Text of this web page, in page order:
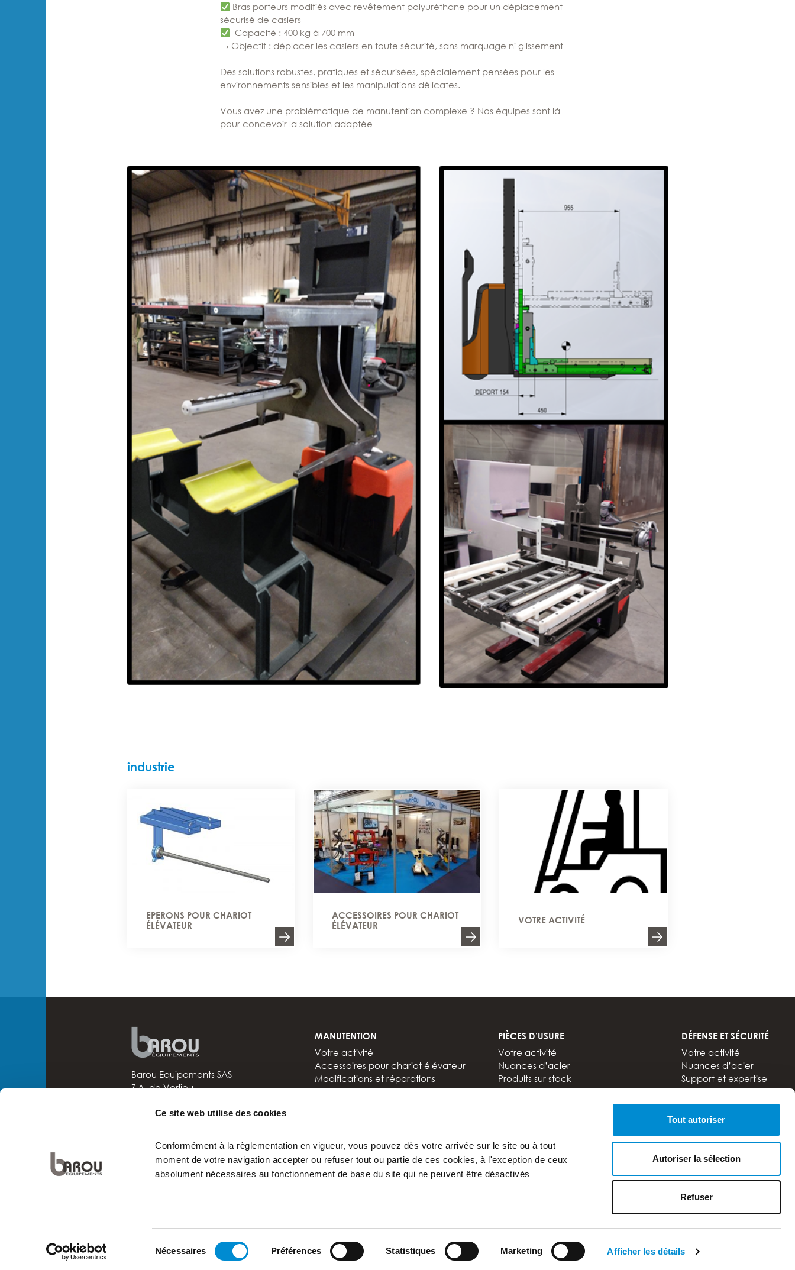
Ce site web utilise des cookies
Conformément à la règlementation en vigueur, vous pouvez dès votre arrivée sur le site ou à tout
moment de votre navigation accepter ou refuser tout ou partie de ces cookies, à l'exception de ceux
absolument nécessaires au fonctionnement de base du site qui ne peuvent être désactivés
Nécessaires Préférences Statistiques Marketing Afficher les détails
Tout autoriser
Autoriser la sélection
Refuser
Bras porteurs modifiés avec revêtement polyuréthane pour un déplacement
sécurisé de casiers
Capacité : 400 kg à 700 mm
→ Objectif : déplacer les casiers en toute sécurité, sans marquage ni glissement
Des solutions robustes, pratiques et sécurisées, spécialement pensées pour les
environnements sensibles et les manipulations délicates.
Vous avez une problématique de manutention complexe ? Nos équipes sont là
pour concevoir la solution adaptée
industrie
EPERONS POUR CHARIOT
ÉLÉVATEUR
ACCESSOIRES POUR CHARIOT
ÉLÉVATEUR
VOTRE ACTIVITÉ
Barou Equipements SAS
Z.A. de Verlieu
+ 33 4 74 87 04 02
Activité de chaudronnerie
MANUTENTION
Votre activité
Accessoires pour chariot élévateur
Modifications et réparations
Support et expertise
PIÈCES D’USURE
Votre activité
Nuances d’acier
Produits sur stock
Support et expertise
DÉFENSE ET SÉCURITÉ
Votre activité
Nuances d’acier
Support et expertise
Documentations
MENTIONS
POLITIQUE DE
CONFIDENTIALITÉ
OPTIONS DE
CGV